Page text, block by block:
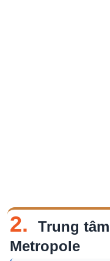
2.
Trung
Metropole